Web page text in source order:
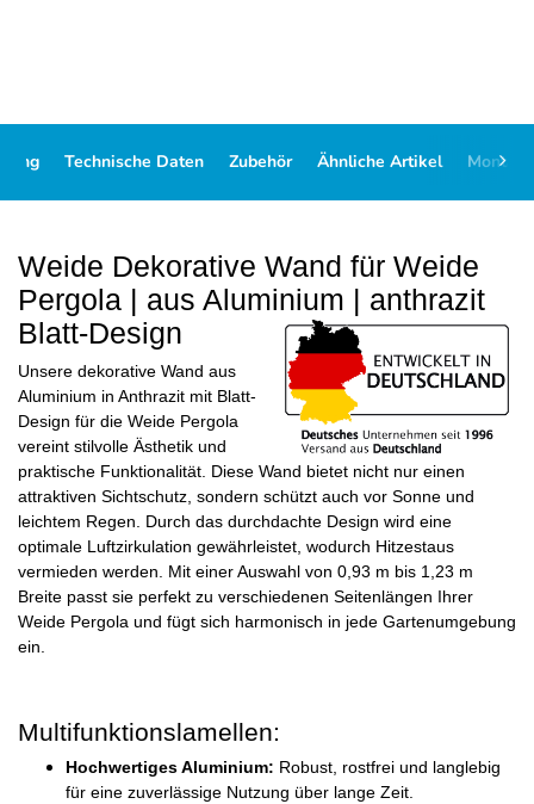
Technische Daten Zubehör Ähnliche Artikel Montage
Weide Dekorative Wand für Weide
Pergola | aus Aluminium | anthrazit
Blatt-Design
Unsere dekorative Wand aus
Aluminium in Anthrazit mit Blatt-
Design für die Weide Pergola
vereint stilvolle Ästhetik und
praktische Funktionalität. Diese Wand bietet nicht nur einen
attraktiven Sichtschutz, sondern schützt auch vor Sonne und
leichtem Regen. Durch das durchdachte Design wird eine
optimale Luftzirkulation gewährleistet, wodurch Hitzestaus
vermieden werden. Mit einer Auswahl von 0,93 m bis 1,23 m
Breite passt sie perfekt zu verschiedenen Seitenlängen Ihrer
Weide Pergola und fügt sich harmonisch in jede Gartenumgebung
ein.
Multifunktionslamellen:
Hochwertiges Aluminium: Robust, rostfrei und langlebig
für eine zuverlässige Nutzung über lange Zeit.